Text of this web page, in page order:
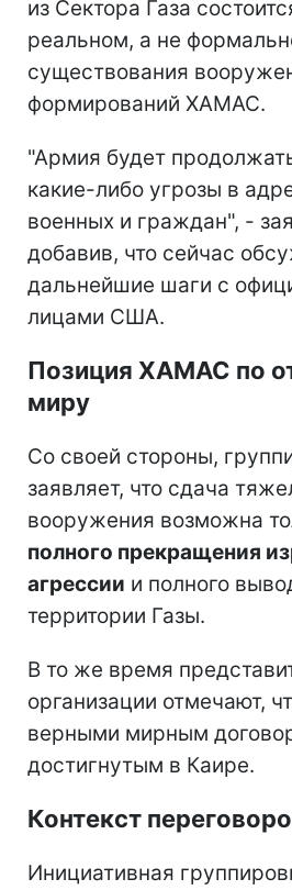
из Сектора Газа
реальном, а не
существования
формирований ХАМАС.
"Армия будет
какие-либо угрозы в
военных и граждан", -
добавив, что сейчас
дальнейшие шаги с
лицами США.
Позиция ХАМАС по
миру
Со своей стороны,
заявляет, что сдача
вооружения возможна
полного прекращения
агрессии и полного
территории Газы.
В то же время
организации отмечают,
верными мирным
достигнутым в Каире.
Контекст
Инициативная